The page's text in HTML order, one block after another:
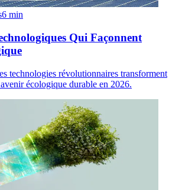
6 min
Qui Façonnent
technologies révolutionnaires transforment
écologique durable en 2026.